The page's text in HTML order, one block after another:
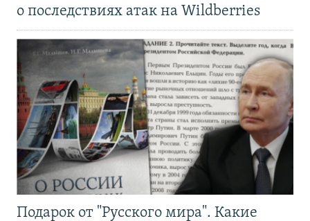
о последствиях атак на Wildberries
Подарок от "Русского мира". Какие